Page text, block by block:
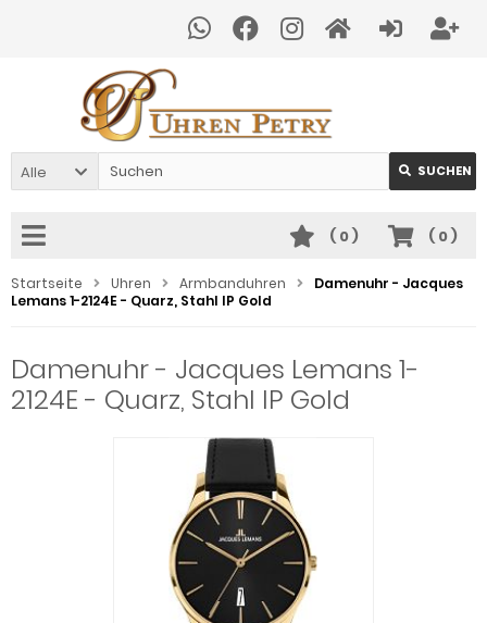
Alle SUCHEN
( 0)
( 0)
Startseite Uhren Armbanduhren
Damenuhr - Jacques
Lemans 1-2124E - Quarz, Stahl IP Gold
Damenuhr - Jacques Lemans 1-
2124E - Quarz, Stahl IP Gold